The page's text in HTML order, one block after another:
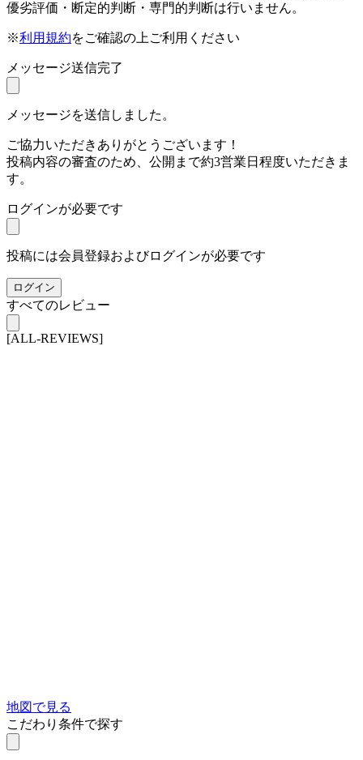
優劣評価・断定的判断・専門的判断は行いません。
※利用規約をご確認の上ご利用ください
メッセージ送信完了
メッセージを送信しました。
ご協力いただきありがとうございます！
投稿内容の審査のため、公開まで約3営業日程度いただきま
す。
ログインが必要です
投稿には会員登録およびログインが必要です
ログイン
すべてのレビュー
[ALL-REVIEWS]
地図で見る
こだわり条件で探す